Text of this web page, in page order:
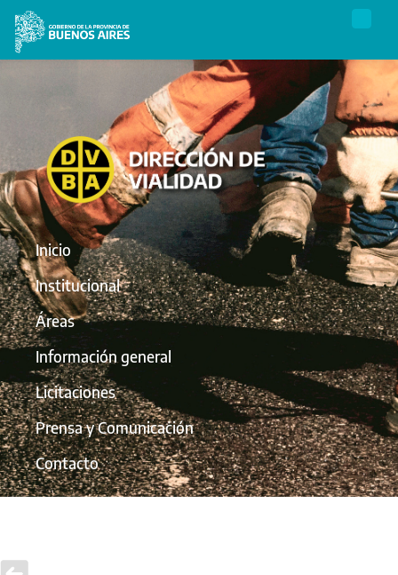
Inicio
Institucional
Áreas
Información general
Licitaciones
Prensa y Comunicación
Contacto